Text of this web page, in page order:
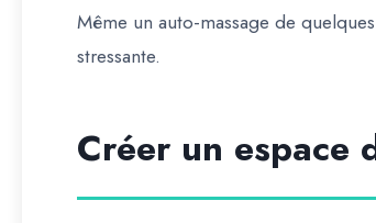
Même un auto-massage de
stressante.
Créer un espace